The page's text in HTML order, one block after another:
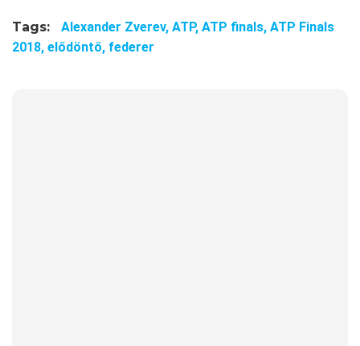
Tags: Alexander Zverev, ATP, ATP finals, ATP Finals
2018, elődöntő, federer